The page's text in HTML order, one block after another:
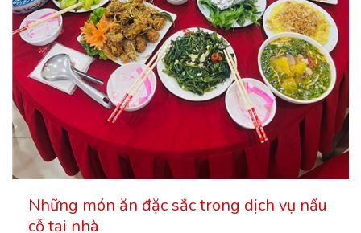
Những món ăn đặc sắc trong dịch vụ nấu
cỗ tại nhà